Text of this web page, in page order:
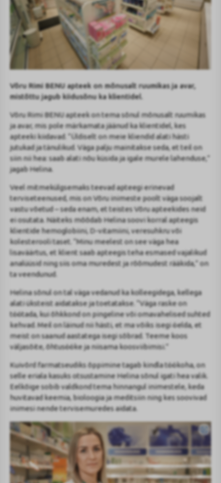
Võru Rimi BENU apteek on mõnusalt ruumikas ja avar,
mistõttu jagub kiidusõnu ka klientidel.
Võru Rimi BENU apteek on tema sõnul mõnusalt ruumikas
ja avar, mis pole märkamata jäänud ka klientidel, kes
apteeki kiidavad. “Üldiselt on meie kliendid alati hästi
jutukad ja tänulikud. Väga palju mainitakse seda, et teil on
siin nii hea: saab alati nõu küsida ja igale murele lahenduse,”
jagab Helina.
Veel mitmekülgsemaks teevad apteegi erinevad
terviseteenused, mis on Võru inimeste poolt väga soojalt
vastu võetud – seda enam, et teistes Võru apteekides neid
ei osutata. Näiteks mõõdab Helina soovi korral apteegis
klientide hemoglobiini, D-vitamiini, veresuhkru või
kolesterooli taset. “Minu meelest on see väga hea
lisaväärtus, et klient saab apteegis teha esmased vajalikud
analüüsid ning siis oma muredest ja rõõmudest rääkida,” on
ta veendunud.
Helina sõnul on tal väga vedanud ka kolleegidega, kellega
alati üksteist aidatakse ja toetatakse. “Väga raske on
töötada, kui õhkkond on pingeline või omavahelised suhted
kehvad. Meil on läinud nii hästi, et ma võiks isegi öelda, et
meist on saanud aastatega isegi sõbrad. Teeme koos
väljasõite, õhtusööke ja niisama koosviibimisi.”
Kuivõrd farmatseudiks õppimine tagab kindla töökoha, on
selle eriala kasuks otsustamine Helina sõnul igati hea valik.
Eelkõige sobib valdkond tema hinnangul inimestele, keda
huvitavad keemia, bioloogia ja meditsiin ning kes soovivad
inimesi nende tervisemuredes aidata.